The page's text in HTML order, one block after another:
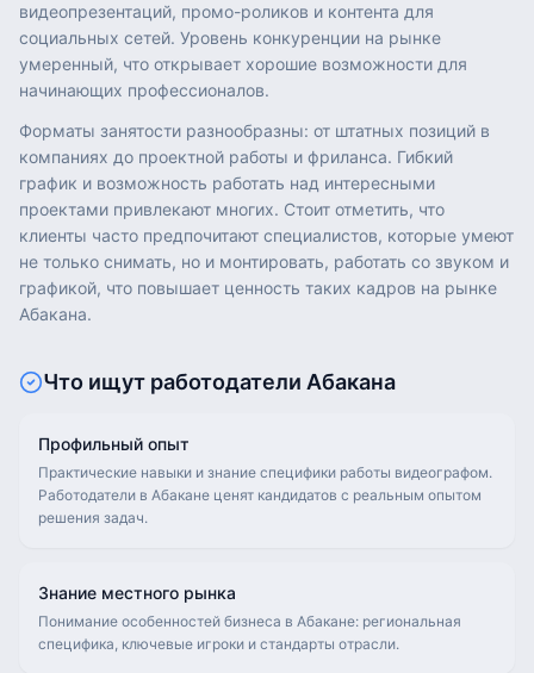
видеопрезентаций, промо-роликов и контента для
социальных сетей. Уровень конкуренции на рынке
умеренный, что открывает хорошие возможности для
начинающих профессионалов.
Форматы занятости разнообразны: от штатных позиций в
компаниях до проектной работы и фриланса. Гибкий
график и возможность работать над интересными
проектами привлекают многих. Стоит отметить, что
клиенты часто предпочитают специалистов, которые умеют
не только снимать, но и монтировать, работать со звуком и
графикой, что повышает ценность таких кадров на рынке
Абакана.
Что ищут работодатели Абакана
Профильный опыт
Практические навыки и знание специфики работы видеографом.
Работодатели в Абакане ценят кандидатов с реальным опытом
решения задач.
Знание местного рынка
Понимание особенностей бизнеса в Абакане: региональная
специфика, ключевые игроки и стандарты отрасли.